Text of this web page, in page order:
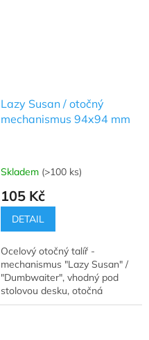
Lazy Susan / otočný
mechanismus 94x94 mm
Průměrné
hodnocení
produktu
5,0
5
hvězdiček.
Skladem (>100 ks)
105 Kč
DETAIL
Ocelový otočný talíř -
mechanismus "Lazy Susan" /
"Dumbwaiter", vhodný pod
stolovou desku, otočná
sedadla s nosností max. 100